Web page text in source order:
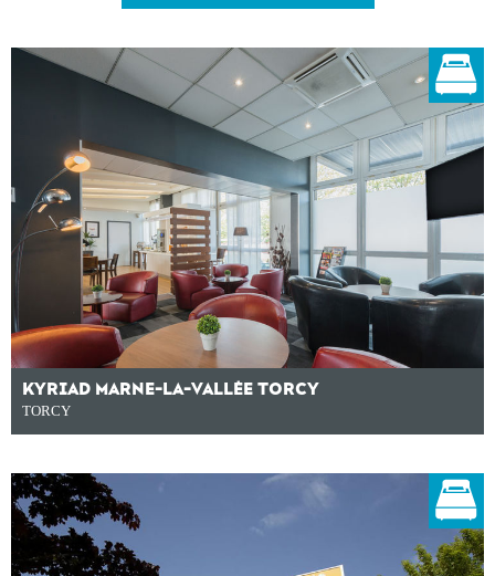
KYRIAD MARNE-LA-VALLÉE TORCY
TORCY